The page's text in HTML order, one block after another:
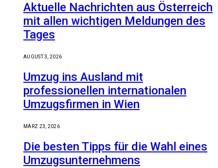
Aktuelle Nachrichten aus Österreich
mit allen wichtigen Meldungen des
Tages
AUGUST 3, 2026
Umzug ins Ausland mit
professionellen internationalen
Umzugsfirmen in Wien
MÄRZ 23, 2026
Die besten Tipps für die Wahl eines
Umzugsunternehmens